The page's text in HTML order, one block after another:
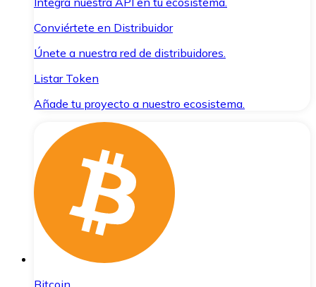
Conviértete en Distribuidor
Únete a nuestra red de distribuidores.
Listar Token
Añade tu proyecto a nuestro ecosistema.
Bitcoin